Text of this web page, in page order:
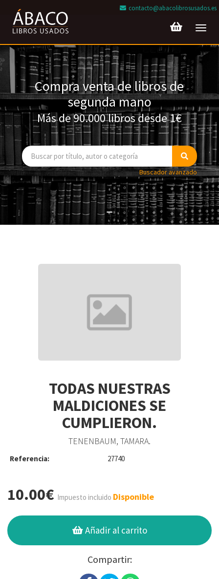
contacto@abacolibrosusados.es
Compra venta de libros de
segunda mano
Más de 90.000 libros desde 1€
Buscador avanzado
TODAS NUESTRAS
MALDICIONES SE
CUMPLIERON.
TENENBAUM, TAMARA.
Referencia: 27740
10.00€ Impuesto incluido Disponible
Añadir al carrito
Compartir: